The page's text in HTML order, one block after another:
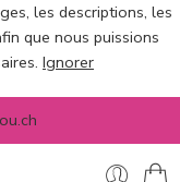
les descriptions, les
que nous puissions
Ignorer